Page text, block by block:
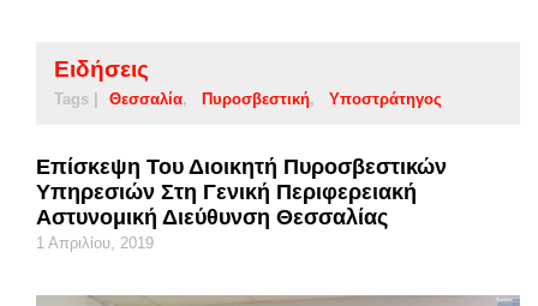
Ειδήσεις
Tags | Θεσσαλία Πυροσβεστική Υποστράτηγος
Επίσκεψη Του Διοικητή Πυροσβεστικών
Υπηρεσιών Στη Γενική Περιφερειακή
Αστυνομική Διεύθυνση Θεσσαλίας
1 Απριλίου, 2019